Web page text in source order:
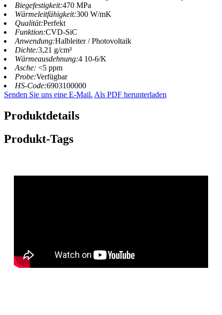
Biegefestigkeit:470 MPa
Wärmeleitfähigkeit:300 W/mK
Qualität:Perfekt
Funktion:CVD-SiC
Anwendung:Halbleiter / Photovoltaik
Dichte:3,21 g/cm³
Wärmeausdehnung:4 10-6/K
Asche: <5 ppm
Probe:Verfügbar
HS-Code:6903100000
Senden Sie uns eine E-Mail. Als PDF herunterladen
Produktdetails
Produkt-Tags